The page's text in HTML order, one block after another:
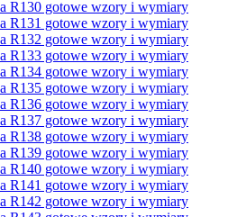
R130 gotowe wzory i wymiary
R131 gotowe wzory i wymiary
R132 gotowe wzory i wymiary
R133 gotowe wzory i wymiary
R134 gotowe wzory i wymiary
R135 gotowe wzory i wymiary
R136 gotowe wzory i wymiary
R137 gotowe wzory i wymiary
R138 gotowe wzory i wymiary
R139 gotowe wzory i wymiary
R140 gotowe wzory i wymiary
R141 gotowe wzory i wymiary
R142 gotowe wzory i wymiary